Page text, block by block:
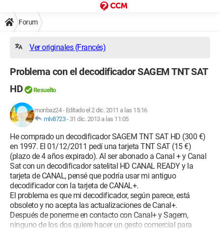
Forum
Ver originales (Francés)
Problema con el decodificador SAGEM TNT SAT
HD
Resuelto
monbaz24- Editado el 2 dic. 2011 a las 15:16
mlv8723- 31 dic. 2013 a las 11:05
He comprado un decodificador SAGEM TNT SAT HD (300 €)
en 1997. El 01/12/2011 pedí una tarjeta TNT SAT (15 €)
(plazo de 4 años expirado). Al ser abonado a Canal + y Canal
Sat con un decodificador satelital HD CANAL READY y la
tarjeta de CANAL, pensé que podría usar mi antiguo
decodificador con la tarjeta de CANAL+.
El problema es que mi decodificador, según parece, está
obsoleto y no acepta las actualizaciones de Canal+.
Después de ponerme en contacto con Canal+ y Sagem,
ninguno de los dos quiere hacer un gesto comercial para